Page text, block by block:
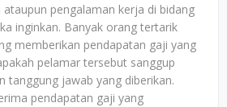
pengalaman kerja di bidang
inginkan. Banyak orang tertarik
memberikan pendapatan gaji yang
pelamar tersebut sanggup
tanggung jawab yang diberikan.
pendapatan gaji yang